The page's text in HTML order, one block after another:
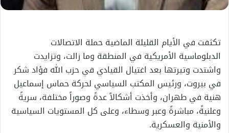
تكثفت في الأيام القليلة الماضيةحملة الاتصالات
الدبلوماسية الأمريكية في المنطقة وما زالت، وتزايدت
واشتدت وتيرتها بعد اغتيال القيادي في حزب الله فؤاد شكر
في بيروت، ورئيس المكتب السياسي لحركة حماس إسماعيل
هنية في طهران، وأخذت أشكالاً عدةً وصوراً مختلفة، سريةً
وعلنيةً، مباشرةً وعبر وسطاء، وعلى كل المستويات السياسية
والأمنية والعسكرية.